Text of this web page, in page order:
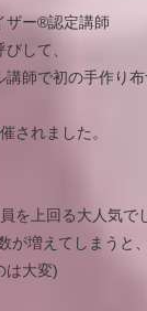
ザー®︎認定講師
して、
師で初の手作り布
されました。
を上回る大人気で
が増えてしまうと
は大変)